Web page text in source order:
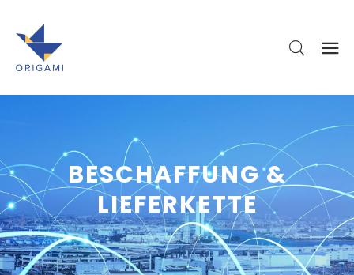
BESCHAFFUNG &
LIEFERKETTE